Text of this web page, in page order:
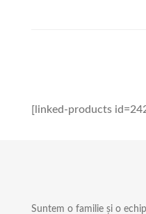
[linked-products
Suntem o familie și o